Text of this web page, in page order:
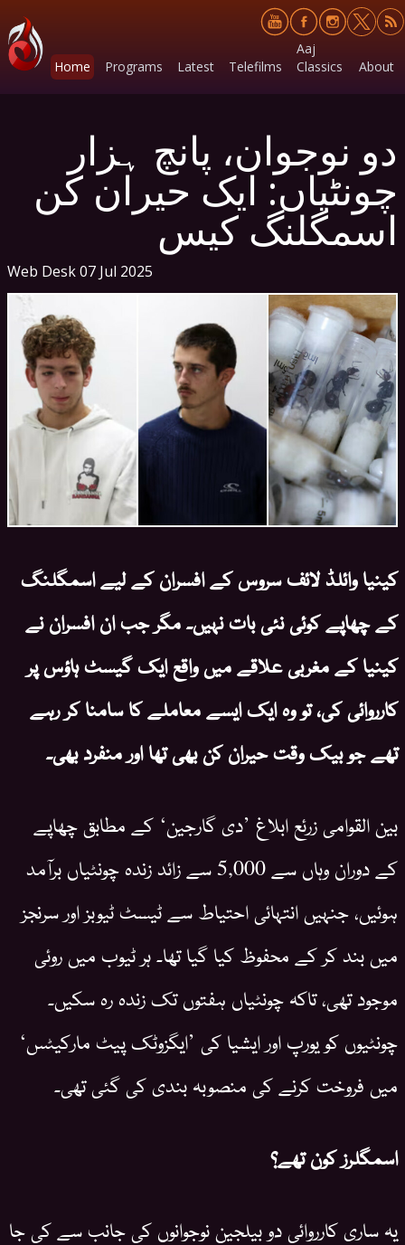
Home Programs Latest Telefilms
Aaj
Classics
About
دو نوجوان، پانچ ہزار
چونٹیاں: ایک حیران کن
اسمگلنگ کیس
Web Desk07 Jul 2025
کینیا وائلڈ لائف سروس کے افسران کے لیے اسمگلنگ
کے چھاپے کوئی نئی بات نہیں۔ مگر جب ان افسران نے
کینیا کے مغربی علاقے میں واقع ایک گیسٹ ہاؤس پر
کارروائی کی، تو وہ ایک ایسے معاملے کا سامنا کر رہے
تھے جو بیک وقت حیران کن بھی تھا اور منفرد بھی۔
بین القوامی زرئع ابلاغ ’دی گارجین‘ کے مطابق چھاپے
کے دوران وہاں سے 5,000 سے زائد زندہ چونٹیاں برآمد
ہوئیں، جنہیں انتہائی احتیاط سے ٹیسٹ ٹیوبز اور سرنجز
میں بند کر کے محفوظ کیا گیا تھا۔ ہر ٹیوب میں روئی
موجود تھی، تاکہ چونٹیاں ہفتوں تک زندہ رہ سکیں۔
چونٹیوں کو یورپ اور ایشیا کی ’ایگزوٹک پیٹ مارکیٹس‘
میں فروخت کرنے کی منصوبہ بندی کی گئی تھی۔
اسمگلرز کون تھے؟
یہ ساری کارروائی دو بیلجین نوجوانوں کی جانب سے کی جا